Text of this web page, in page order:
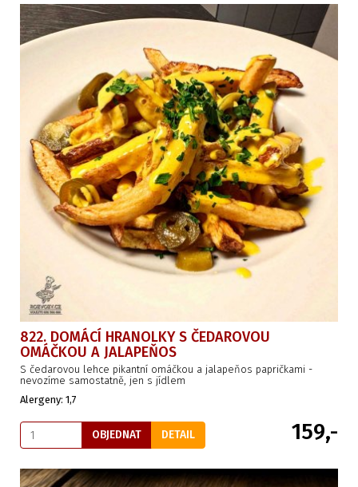
822. DOMÁCÍ HRANOLKY S ČEDAROVOU
OMÁČKOU A JALAPEŇOS
S čedarovou lehce pikantní omáčkou a jalapeňos papričkami -
nevozíme samostatně, jen s jídlem
Alergeny: 1,7
OBJEDNAT DETAIL 159,-